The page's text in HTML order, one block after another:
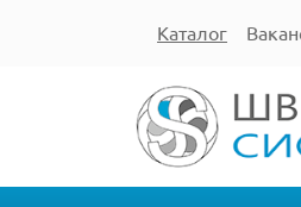
Каталог